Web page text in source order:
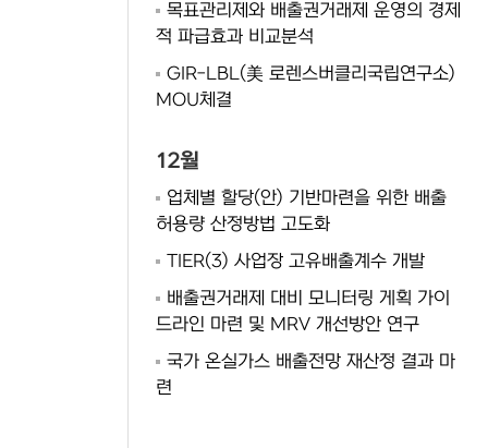
목표관리제와 배출권거래제 운영의 경제
적 파급효과 비교분석
GIR-LBL(美 로렌스버클리국립연구소)
MOU체결
12월
업체별 할당(안) 기반마련을 위한 배출
허용량 산정방법 고도화
TIER(3) 사업장 고유배출계수 개발
배출권거래제 대비 모니터링 게획 가이
드라인 마련 및 MRV 개선방안 연구
국가 온실가스 배출전망 재산정 결과 마
련